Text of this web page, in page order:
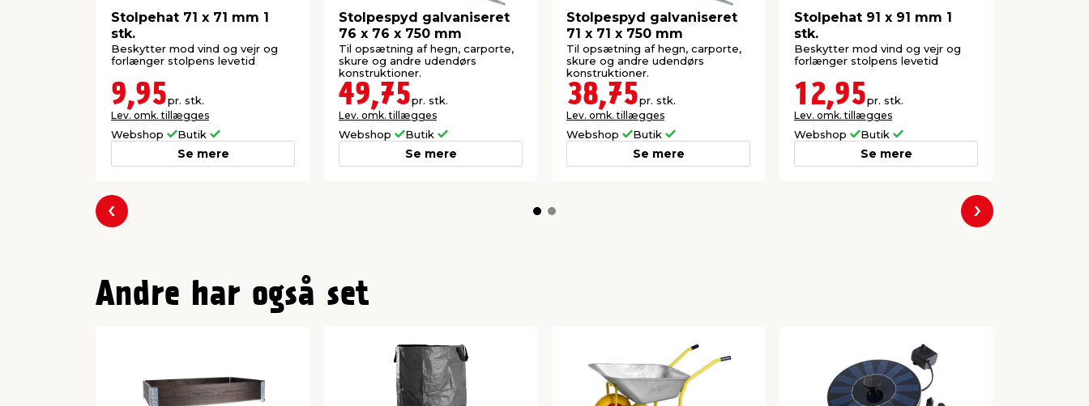
Stolpehat 71 x 71 mm 1
stk.
Beskytter mod vind og vejr og
forlænger stolpens levetid
9,95pr. stk.
Lev. omk. tillægges
Webshop Butik
Se mere
Stolpespyd galvaniseret
76 x 76 x 750 mm
Til opsætning af hegn, carporte,
skure og andre udendørs
konstruktioner.
49,75pr. stk.
Lev. omk. tillægges
Webshop Butik
Se mere
Stolpespyd galvaniseret
71 x 71 x 750 mm
Til opsætning af hegn, carporte,
skure og andre udendørs
konstruktioner.
38,75pr. stk.
Lev. omk. tillægges
Webshop Butik
Se mere
Stolpehat 91 x 91 mm 1
stk.
Beskytter mod vind og vejr og
forlænger stolpens levetid
12,95pr. stk.
Lev. omk. tillægges
Webshop Butik
Se mere
Forrige Næste
Andre har også set